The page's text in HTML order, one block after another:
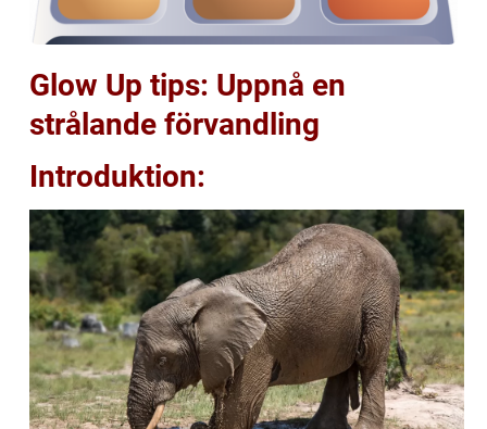
Glow Up tips: Uppnå en
strålande förvandling
Introduktion: